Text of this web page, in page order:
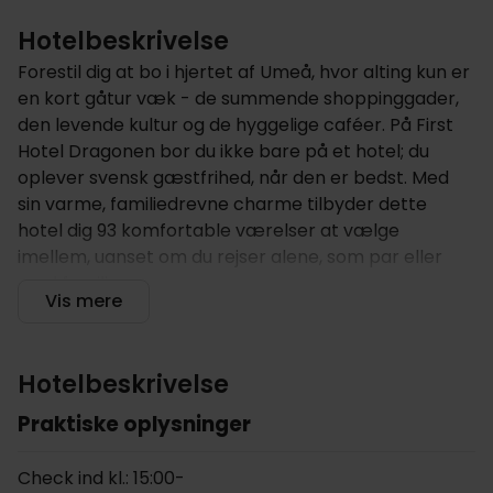
Hotelbeskrivelse
Forestil dig at bo i hjertet af Umeå, hvor alting kun er
en kort gåtur væk - de summende shoppinggader,
den levende kultur og de hyggelige caféer. På First
Hotel Dragonen bor du ikke bare på et hotel; du
oplever svensk gæstfrihed, når den er bedst. Med
sin varme, familiedrevne charme tilbyder dette
hotel dig 93 komfortable værelser at vælge
imellem, uanset om du rejser alene, som par eller
faciliteter, der vil gøre dit ophold bedre. Start
morgenen med en lækker, gratis morgenmad, og
når du har udforsket Umeås seværdigheder, kan du
slappe af i wellnessafdelingen, som har en traditionel
Vis mere
Hotelbeskrivelse
Praktiske oplysninger
Check ind kl.: 15:00-